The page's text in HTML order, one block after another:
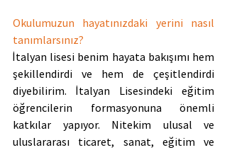
Okulumuzun hayatınızdaki yerini nasıl
tanımlarsınız?
İtalyan lisesi benim hayata bakışımı hem
şekillendirdi ve hem de çeşitlendirdi
diyebilirim. İtalyan Lisesindeki eğitim
öğrencilerin formasyonuna önemli
katkılar yapıyor. Nitekim ulusal ve
uluslararası ticaret, sanat, eğitim ve